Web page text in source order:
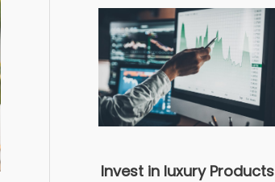
Invest in luxury Products